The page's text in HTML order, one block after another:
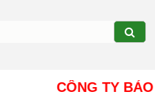
CÔNG TY BẢO